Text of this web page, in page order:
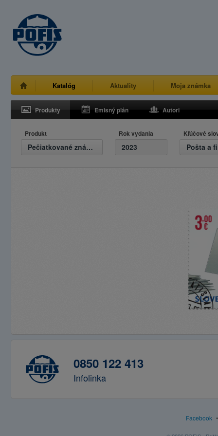
Katalóg Aktuality Moja známka
Produkty Emisný plán Autori
Produkt
Pečiatkované známky
Rok vydania
2023
Kľúčové
Pošta a
0850 122 413
Infolinka
Facebook